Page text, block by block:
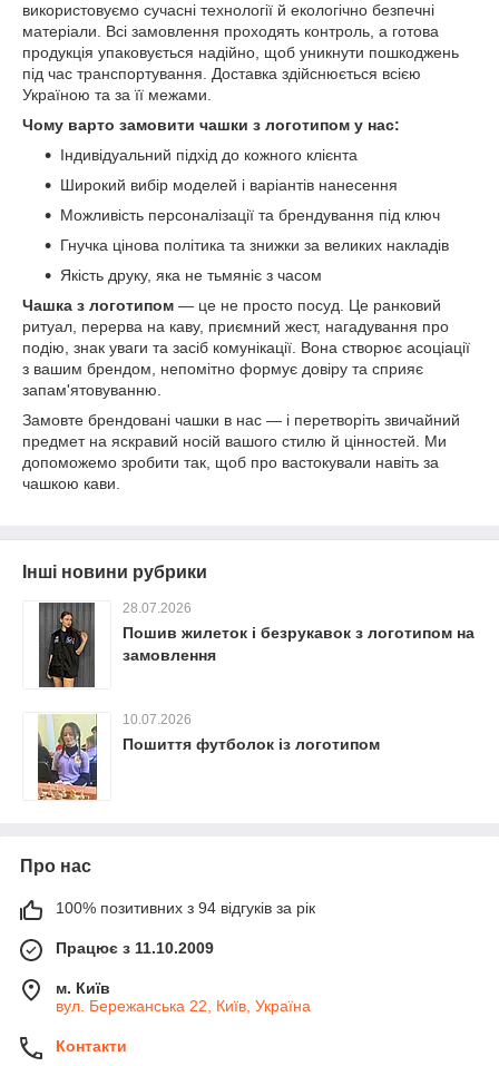
використовуємо сучасні технології й екологічно безпечні
матеріали. Всі замовлення проходять контроль, а готова
продукція упаковується надійно, щоб уникнути пошкоджень
під час транспортування. Доставка здійснюється всією
Україною та за її межами.
Чому варто замовити чашки з логотипом у нас:
Індивідуальний підхід до кожного клієнта
Широкий вибір моделей і варіантів нанесення
Можливість персоналізації та брендування під ключ
Гнучка цінова політика та знижки за великих накладів
Якість друку, яка не тьмяніє з часом
Чашка з логотипом — це не просто посуд. Це ранковий
ритуал, перерва на каву, приємний жест, нагадування про
подію, знак уваги та засіб комунікації. Вона створює асоціації
з вашим брендом, непомітно формує довіру та сприяє
запам'ятовуванню.
Замовте брендовані чашки в нас — і перетворіть звичайний
предмет на яскравий носій вашого стилю й цінностей. Ми
допоможемо зробити так, щоб про вастокували навіть за
чашкою кави.
Інші новини рубрики
28.07.2026
Пошив жилеток і безрукавок з логотипом на
замовлення
10.07.2026
Пошиття футболок із логотипом
Про нас
100% позитивних з 94 відгуків за рік
Працює з 11.10.2009
м. Київ
вул. Бережанська 22, Київ, Україна
Контакти